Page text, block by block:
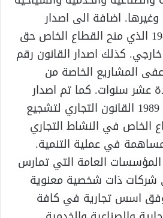
وغيرها. اضافة الى اصدار
القانون (52) لسنة 1988 الذي منح القطاع الخاص حق
كذلك اصدار القانون رقم
الذي اعفى المشاريع الخاصة من
عشر سنوات. كما تم اصدار
القانون رقم 45 لسنة 1989 القانون التجاري لتشجيع
الخاص في النشاط التجاري
في عملية التنمية.
المؤسسات العامة التي تمارس
شركات ذات شخصية معنوية
اسس تجارية في كافة